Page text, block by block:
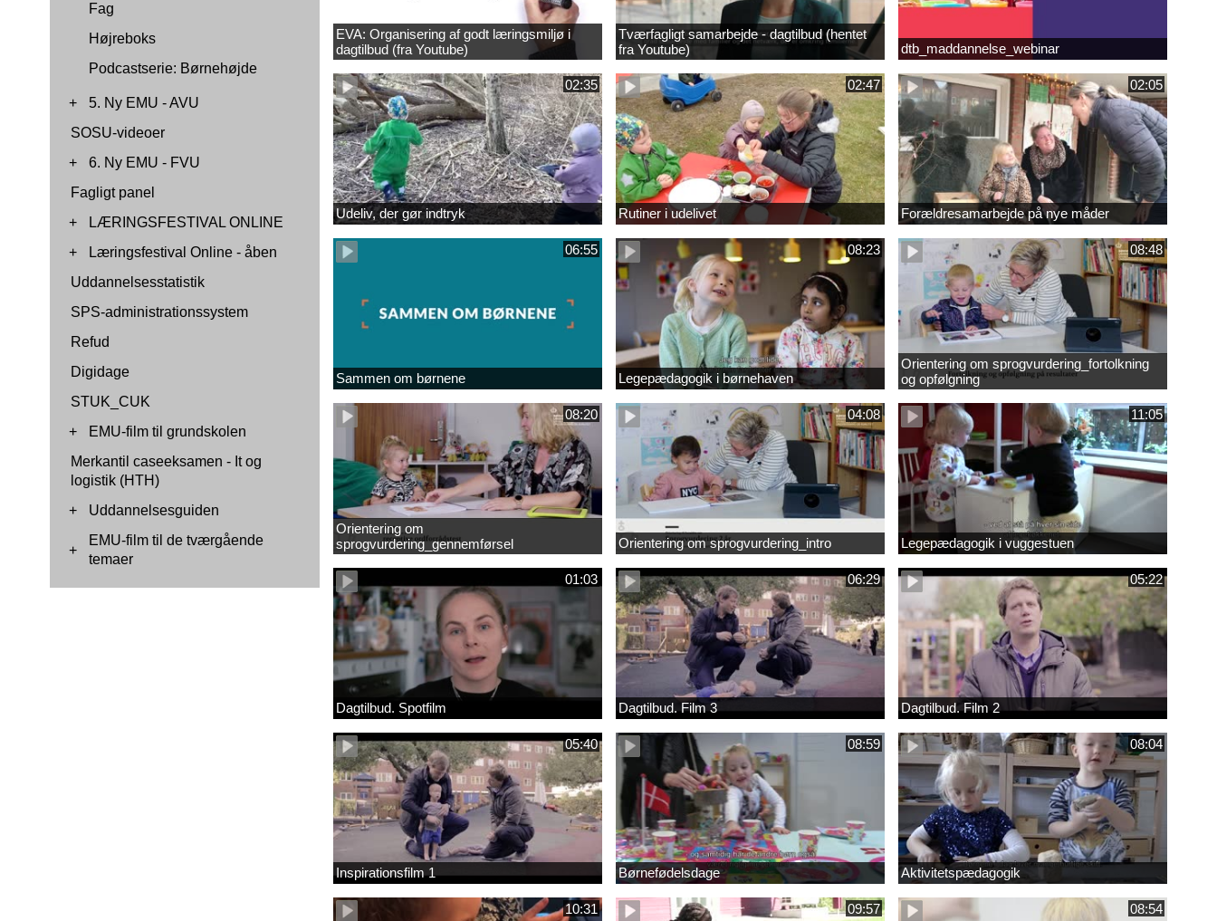
Fag
Højreboks
Podcastserie: Børnehøjde
+
5. Ny EMU - AVU
SOSU-videoer
+
6. Ny EMU - FVU
Fagligt panel
+
LÆRINGSFESTIVAL ONLINE
+
Læringsfestival Online - åben
Uddannelsesstatistik
SPS-administrationssystem
Refud
Digidage
STUK_CUK
+
EMU-film til grundskolen
Merkantil caseeksamen - It og
logistik (HTH)
+
Uddannelsesguiden
+
EMU-film til de tværgående
temaer
EVA: Organisering af godt læringsmiljø i
dagtilbud (fra Youtube)
Tværfagligt samarbejde - dagtilbud (hentet
fra Youtube)
dtb_maddannelse_webinar
02:35
Udeliv, der gør indtryk
02:47
Rutiner i udelivet
02:05
Forældresamarbejde på nye måder
06:55
Sammen om børnene
08:23
Legepædagogik i børnehaven
08:48
Orientering om sprogvurdering_fortolkning
og opfølgning
08:20
Orientering om
sprogvurdering_gennemførsel
04:08
Orientering om sprogvurdering_intro
11:05
Legepædagogik i vuggestuen
01:03
Dagtilbud. Spotfilm
06:29
Dagtilbud. Film 3
05:22
Dagtilbud. Film 2
05:40
Inspirationsfilm 1
08:59
Børnefødelsdage
08:04
Aktivitetspædagogik
10:31 09:57 08:54